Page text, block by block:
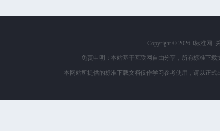
Copyright © 2026 i标准网
免责申明：本站基于互联网自由分享，所有标准下
本网站所提供的标准下载文档仅作学习参考使用，请以正